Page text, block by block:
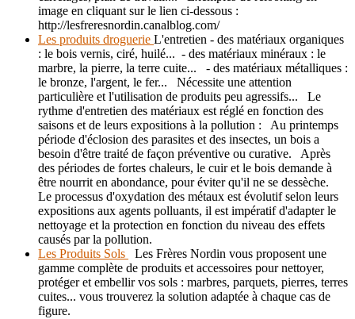
image en cliquant sur le lien ci-dessous :
http://lesfreresnordin.canalblog.com/
Les produits droguerie L'entretien - des matériaux organiques
: le bois vernis, ciré, huilé... - des matériaux minéraux : le
marbre, la pierre, la terre cuite... - des matériaux métalliques :
le bronze, l'argent, le fer... Nécessite une attention
particulière et l'utilisation de produits peu agressifs... Le
rythme d'entretien des matériaux est réglé en fonction des
saisons et de leurs expositions à la pollution : Au printemps
période d'éclosion des parasites et des insectes, un bois a
besoin d'être traité de façon préventive ou curative. Après
des périodes de fortes chaleurs, le cuir et le bois demande à
être nourrit en abondance, pour éviter qu'il ne se dessèche.
Le processus d'oxydation des métaux est évolutif selon leurs
expositions aux agents polluants, il est impératif d'adapter le
nettoyage et la protection en fonction du niveau des effets
causés par la pollution.
Les Produits Sols
Les Frères Nordin vous proposent une
gamme complète de produits et accessoires pour nettoyer,
protéger et embellir vos sols : marbres, parquets, pierres, terres
cuites... vous trouverez la solution adaptée à chaque cas de
figure.